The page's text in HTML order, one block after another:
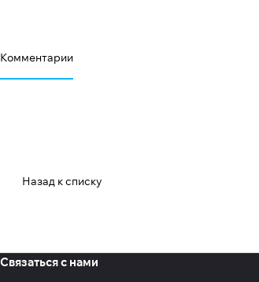
Комментарии
Назад к списку
Связаться с нами